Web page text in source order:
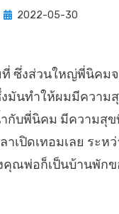
Posted
2022-05-30
ที่ ซึ่งส่วนใหญ่พี่นิคม
มันทำให้ผมมีความ
บพี่นิคม มีความสุข
เปิดเทอมเลย ระห
ณพ่อก็เป็นบ้านพักข